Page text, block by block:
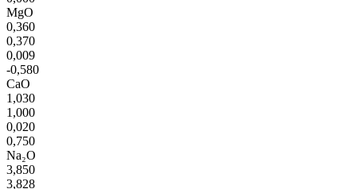
MgO
0,360
0,370
0,009
-0,580
CaO
1,030
1,000
0,020
0,750
Na₂O
3,850
3,828